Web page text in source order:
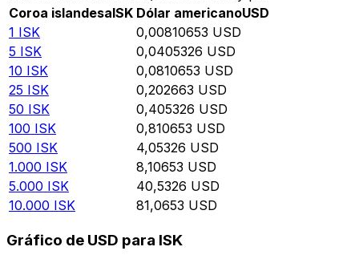
Coroa islandesaISK Dólar americanoUSD
1 ISK 0,00810653 USD
5 ISK 0,0405326 USD
10 ISK 0,0810653 USD
25 ISK 0,202663 USD
50 ISK 0,405326 USD
100 ISK 0,810653 USD
500 ISK 4,05326 USD
1.000 ISK 8,10653 USD
5.000 ISK 40,5326 USD
10.000 ISK 81,0653 USD
Gráfico de USD para ISK